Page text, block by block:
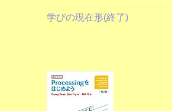
学びの現在形(終了)